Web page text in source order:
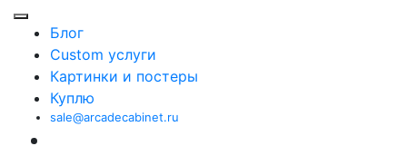
Блог
Custom услуги
Картинки и постеры
Куплю
sale@arcadecabinet.ru